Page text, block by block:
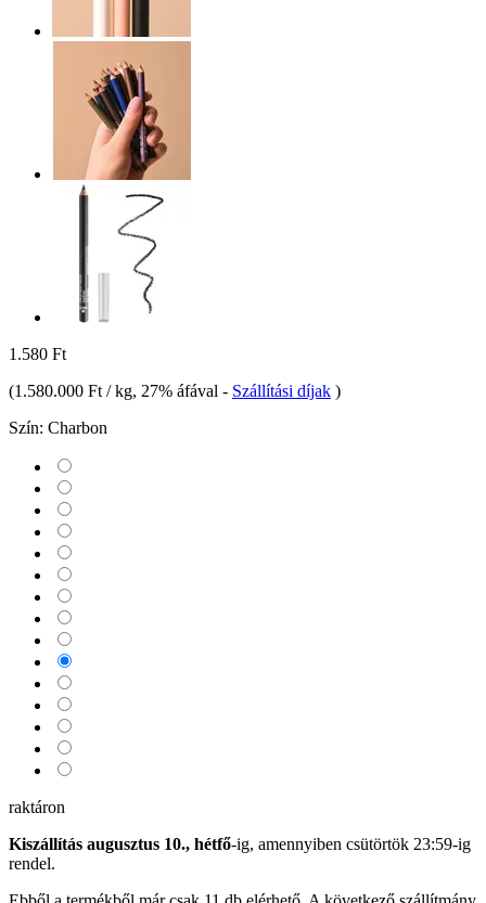
1.580 Ft
(1.580.000 Ft / kg, 27% áfával - Szállítási díjak )
Szín: Charbon
raktáron
Kiszállítás augusztus 10., hétfő-ig, amennyiben csütörtök 23:59-ig
rendel.